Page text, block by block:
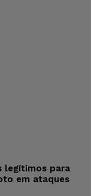
legítimos para
em ataques